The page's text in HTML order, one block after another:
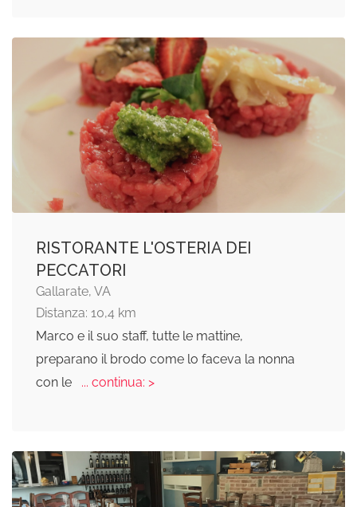
RISTORANTE L'OSTERIA DEI
PECCATORI
Gallarate, VA
Distanza: 10,4 km
Marco e il suo staff, tutte le mattine,
preparano il brodo come lo faceva la nonna
con le
... continua: >